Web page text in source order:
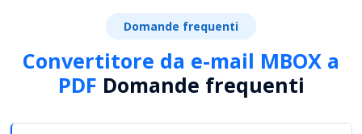
Domande frequenti
Convertitore da e-mail MBOX a
PDF Domande frequenti